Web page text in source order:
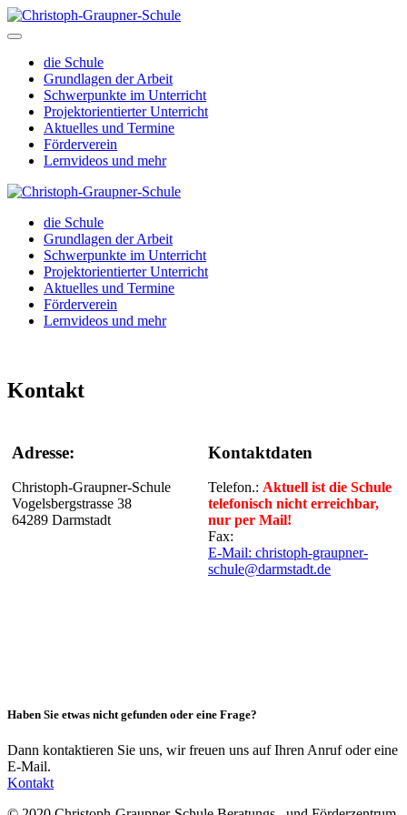
die Schule
Grundlagen der Arbeit
Schwerpunkte im Unterricht
Projektorientierter Unterricht
Aktuelles und Termine
Förderverein
Lernvideos und mehr
die Schule
Grundlagen der Arbeit
Schwerpunkte im Unterricht
Projektorientierter Unterricht
Aktuelles und Termine
Förderverein
Lernvideos und mehr
Kontakt
Adresse:
Christoph-Graupner-Schule
Vogelsbergstrasse 38
64289 Darmstadt
Kontaktdaten
Telefon.: Aktuell ist die Schule
telefonisch nicht erreichbar,
nur per Mail!
Fax:
E-Mail: christoph-graupner-
schule@darmstadt.de
Haben Sie etwas nicht gefunden oder eine Frage?
Dann kontaktieren Sie uns, wir freuen uns auf Ihren Anruf oder eine
E-Mail.
Kontakt